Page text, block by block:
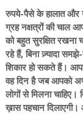
रुपये-पैसे के हालात और
ग्रह नक्षत्रों की
को बहुत सुरक्षित
रहे हैं, बिना ज़्यादा
शिकार हो सकते हैं।
वह दिन है जब आपको
लोगों से मिलना
ख़ास पहचान